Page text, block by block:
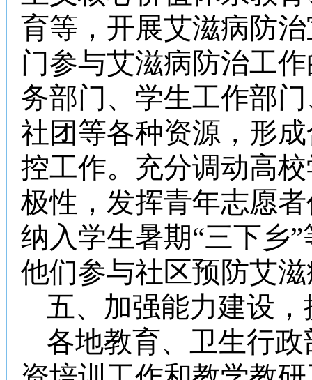
育等，开展艾滋病防
门参与艾滋病防治工
务部门、学生工作部
社团等各种资源，形
控工作。充分调动高
极性，发挥青年志愿
纳入学生暑期“三下乡
他们参与社区预防艾
五、加强能力建设
各地教育、卫生行